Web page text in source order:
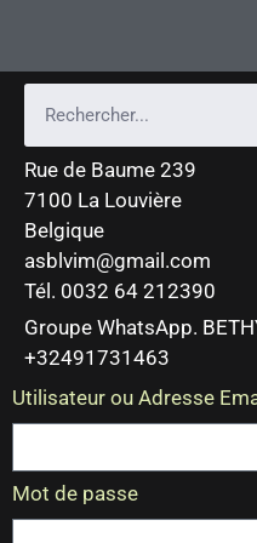
Rue de Baume 239
7100 La Louvière
Belgique
asblvim@gmail.com
Tél. 0032 64 212390
Groupe WhatsApp.
+32491731463
Utilisateur ou Adresse
Mot de passe